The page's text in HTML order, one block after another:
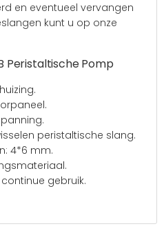
en eventueel vervangen
kunt u op onze
Peristaltische Pomp
peristaltische slang.
4*6 mm.
gebruik.